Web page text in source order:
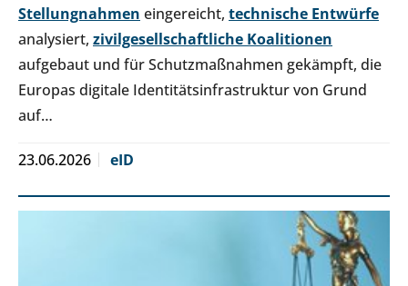
Stellungnahmen eingereicht, technische Entwürfe
analysiert, zivilgesellschaftliche Koalitionen
aufgebaut und für Schutzmaßnahmen gekämpft, die
Europas digitale Identitätsinfrastruktur von Grund
auf…
23.06.2026 eID